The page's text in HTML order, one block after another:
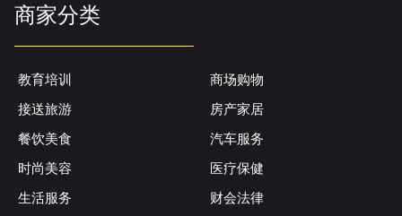
商家分类
教育培训
商场购物
接送旅游
房产家居
餐饮美食
汽车服务
时尚美容
医疗保健
生活服务
财会法律